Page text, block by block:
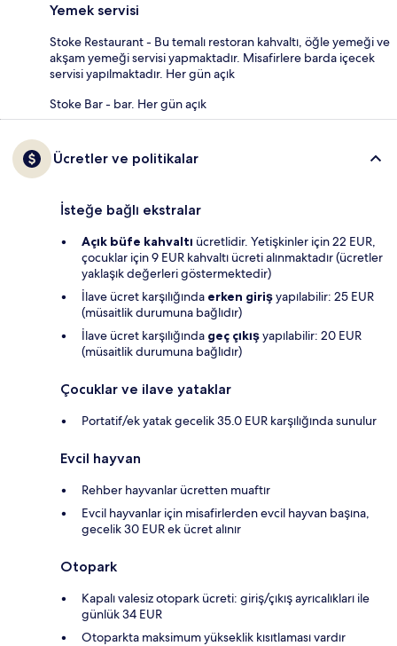
Yemek servisi
Stoke Restaurant - Bu temalı restoran kahvaltı, öğle yemeği ve
akşam yemeği servisi yapmaktadır. Misafirlere barda içecek
servisi yapılmaktadır. Her gün açık
Stoke Bar - bar. Her gün açık
Ücretler ve politikalar
İsteğe bağlı ekstralar
Açık büfe kahvaltı ücretlidir. Yetişkinler için 22 EUR,
çocuklar için 9 EUR kahvaltı ücreti alınmaktadır (ücretler
yaklaşık değerleri göstermektedir)
İlave ücret karşılığında erken girişyapılabilir: 25 EUR
(müsaitlik durumuna bağlıdır)
İlave ücret karşılığında geç çıkışyapılabilir: 20 EUR
(müsaitlik durumuna bağlıdır)
Çocuklar ve ilave yataklar
Portatif/ek yatak gecelik 35.0 EUR karşılığında sunulur
Evcil hayvan
Rehber hayvanlar ücretten muaftır
Evcil hayvanlar için misafirlerden evcil hayvan başına,
gecelik 30 EUR ek ücret alınır
Otopark
Kapalı valesiz otopark ücreti: giriş/çıkış ayrıcalıkları ile
günlük 34 EUR
Otoparkta maksimum yükseklik kısıtlaması vardır